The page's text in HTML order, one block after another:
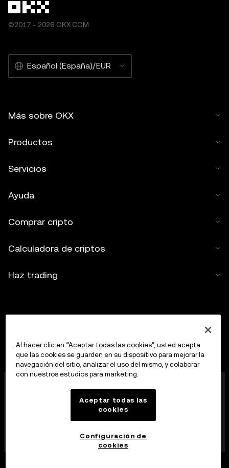
©2017 - 2026 OKX.COM
Español (España)/EUR
Más sobre OKX
Productos
Servicios
Ayuda
Comprar cripto
Calculadora de criptos
Haz trading
comercial de OKX, es ahora una plataforma de trading
de criptoactivos autorizada como proveedor de
servicios de criptoactivos por la MFSA, de
conformidad con el artículo 28 de la Ley de los
mercados de criptoactivos (Capítulo 647 de las Leyes
Al hacer clic en “Aceptar todas las cookies”, usted acepta
que las cookies se guarden en su dispositivo para mejorar la
navegación del sitio, analizar el uso del mismo, y colaborar
con nuestros estudios para marketing.
Aceptar todas las
cookies
Configuración de
cookies